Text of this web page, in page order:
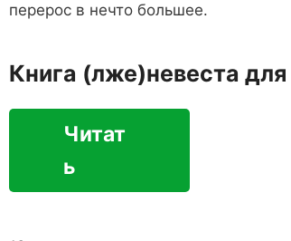
перерос в нечто большее.
Книга (лже)невеста
Читат
ь